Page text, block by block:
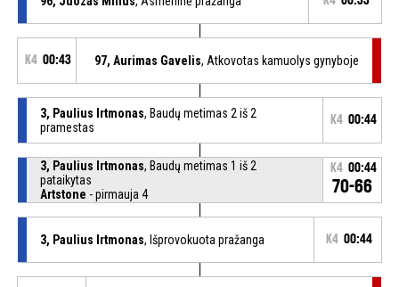
K4 00:43 97, Aurimas Gavelis, Atkovotas kamuolys gynyboje
3, Paulius Irtmonas, Baudų metimas 2 iš 2
pramestas
K4 00:44
3, Paulius Irtmonas, Baudų metimas 1 iš 2
pataikytas
Artstone - pirmauja 4
K4 00:44
70-66
3, Paulius Irtmonas, Išprovokuota pražanga K4 00:44